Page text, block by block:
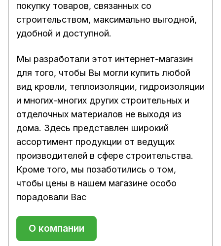
покупку товаров, связанных со
строительством, максимально выгодной,
удобной и доступной.
Мы разработали этот интернет-магазин
для того, чтобы Вы могли купить любой
вид кровли, теплоизоляции, гидроизоляции
и многих-многих других строительных и
отделочных материалов не выходя из
дома. Здесь представлен широкий
ассортимент продукции от ведущих
производителей в сфере строительства.
Кроме того, мы позаботились о том,
чтобы цены в нашем магазине особо
порадовали Вас
О компании